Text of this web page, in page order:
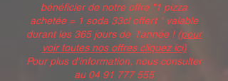
bénéficier de notre offre "1 pizza
achetée = 1 soda 33cl offert " valable
durant les 365 jours de l'année ! (pour
voir toutes nos offres cliquez ici)
Pour plus d'information, nous consulter
au 04 91 777 555